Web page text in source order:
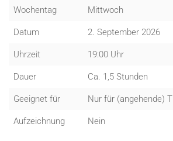
Wochentag Mittwoch
Datum 2. September 2026
Uhrzeit 19:00 Uhr
Dauer Ca. 1,5 Stunden
Geeignet für Nur für (angehende)
Aufzeichnung Nein